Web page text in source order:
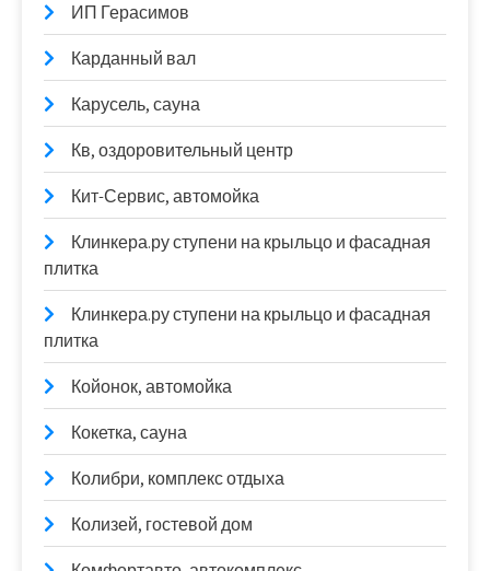
ИП Герасимов
Карданный вал
Карусель, сауна
Кв, оздоровительный центр
Кит-Сервис, автомойка
Клинкера.ру ступени на крыльцо и фасадная
плитка
Клинкера.ру ступени на крыльцо и фасадная
плитка
Койонок, автомойка
Кокетка, сауна
Колибри, комплекс отдыха
Колизей, гостевой дом